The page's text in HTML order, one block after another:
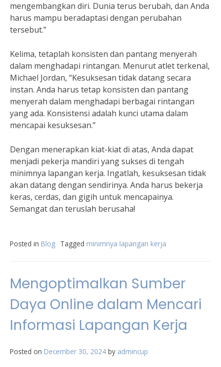
mengembangkan diri. Dunia terus berubah, dan Anda
harus mampu beradaptasi dengan perubahan
tersebut.”
Kelima, tetaplah konsisten dan pantang menyerah
dalam menghadapi rintangan. Menurut atlet terkenal,
Michael Jordan, “Kesuksesan tidak datang secara
instan. Anda harus tetap konsisten dan pantang
menyerah dalam menghadapi berbagai rintangan
yang ada. Konsistensi adalah kunci utama dalam
mencapai kesuksesan.”
Dengan menerapkan kiat-kiat di atas, Anda dapat
menjadi pekerja mandiri yang sukses di tengah
minimnya lapangan kerja. Ingatlah, kesuksesan tidak
akan datang dengan sendirinya. Anda harus bekerja
keras, cerdas, dan gigih untuk mencapainya.
Semangat dan teruslah berusaha!
Posted in Blog Tagged minimnya lapangan kerja
Mengoptimalkan Sumber
Daya Online dalam Mencari
Informasi Lapangan Kerja
Posted on December 30, 2024 by admincup